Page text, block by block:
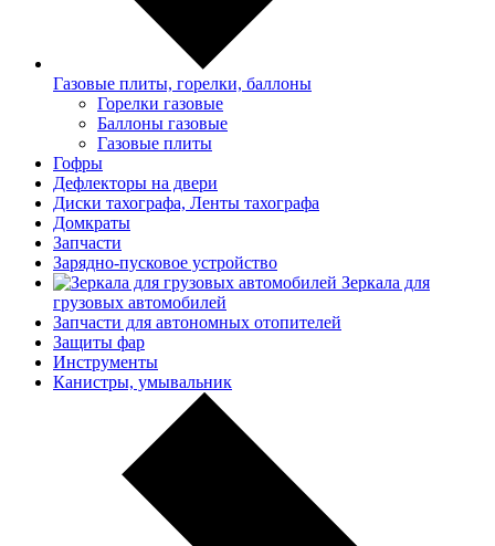
Газовые плиты, горелки, баллоны
Горелки газовые
Баллоны газовые
Газовые плиты
Гофры
Дефлекторы на двери
Диски тахографа, Ленты тахографа
Домкраты
Запчасти
Зарядно-пусковое устройство
Зеркала для
грузовых автомобилей
Запчасти для автономных отопителей
Защиты фар
Инструменты
Канистры, умывальник